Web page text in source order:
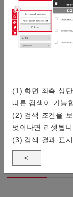
(1) 화면 좌측 상
따른 검색이 가능
(2) 검색 조건을
벗어나면 리셋됩
(3) 검색 결과 표
<
과 교세라 커넥터
관련정보